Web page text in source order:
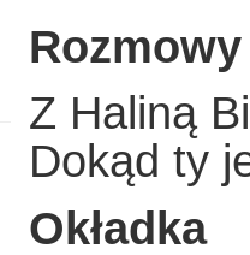
Z Haliną
Dokąd ty
Okładka